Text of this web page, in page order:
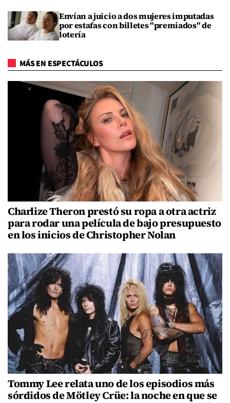
Envían a juicio a dos mujeres imputadas
por estafas con billetes "premiados" de
lotería
MÁS EN ESPECTÁCULOS
Charlize Theron prestó su ropa a otra actriz
para rodar una película de bajo presupuesto
en los inicios de Christopher Nolan
Tommy Lee relata uno de los episodios más
sórdidos de Mötley Crüe: la noche en que se